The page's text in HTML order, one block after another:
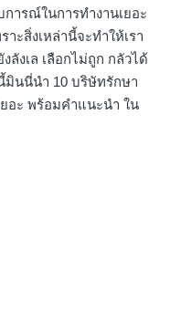
ารณ์ในการทำงานเยอะ
ะสิ่งเหล่านี้จะทำให้เรา
ลังเล เลือกไม่ถูก กลัวได้
นนี่นำ 10 บริษัทรักษา
อะ พร้อมคำแนะนำ ใน